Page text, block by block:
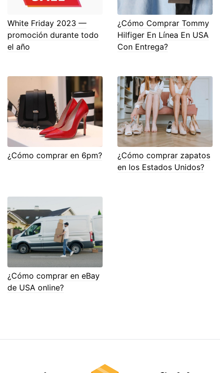
White Friday 2023 —
promoción durante todo
el año
¿Cómo Comprar Tommy
Hilfiger En Línea En USA
Con Entrega?
¿Cómo comprar en 6pm?
¿Cómo comprar zapatos
en los Estados Unidos?
¿Cómo comprar en eBay
de USA online?